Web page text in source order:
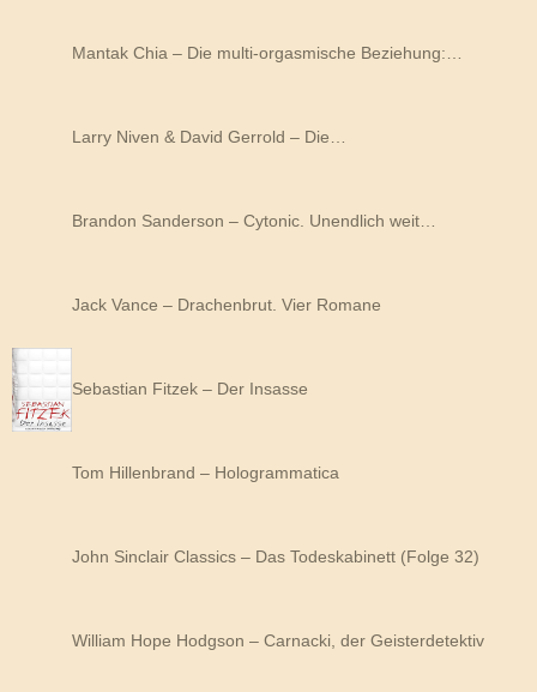
Mantak Chia – Die multi-orgasmische Beziehung:…
Larry Niven & David Gerrold – Die…
Brandon Sanderson – Cytonic. Unendlich weit…
Jack Vance – Drachenbrut. Vier Romane
Sebastian Fitzek – Der Insasse
Tom Hillenbrand – Hologrammatica
John Sinclair Classics – Das Todeskabinett (Folge 32)
William Hope Hodgson – Carnacki, der Geisterdetektiv